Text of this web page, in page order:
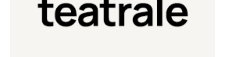
Laboratorio Teatrale
Laboratorio di teatro del Teatro Eduardo de Filippo